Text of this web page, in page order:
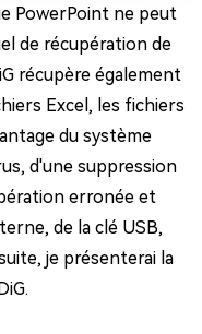
PowerPoint ne peut
de récupération de
récupère également
Excel, les fichiers
du système
d'une suppression
erronée et
de la clé USB,
je présenterai la